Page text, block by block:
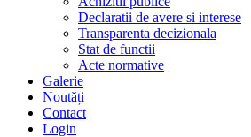
Declaratii de avere si interese
Transparenta decizionala
Stat de functii
Acte normative
Galerie
Noutăți
Contact
Login